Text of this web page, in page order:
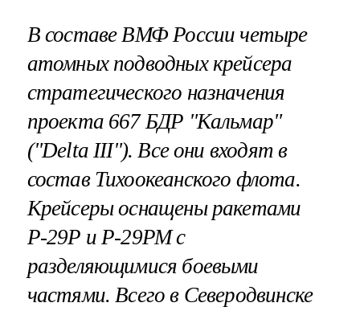
В составе ВМФ России четыре
атомных подводных крейсера
стратегического назначения
проекта 667 БДР "Кальмар"
("Delta III"). Все они входят в
состав Тихоокеанского флота.
Крейсеры оснащены ракетами
Р-29Р и Р-29РМ с
разделяющимися боевыми
частями. Всего в Северодвинске